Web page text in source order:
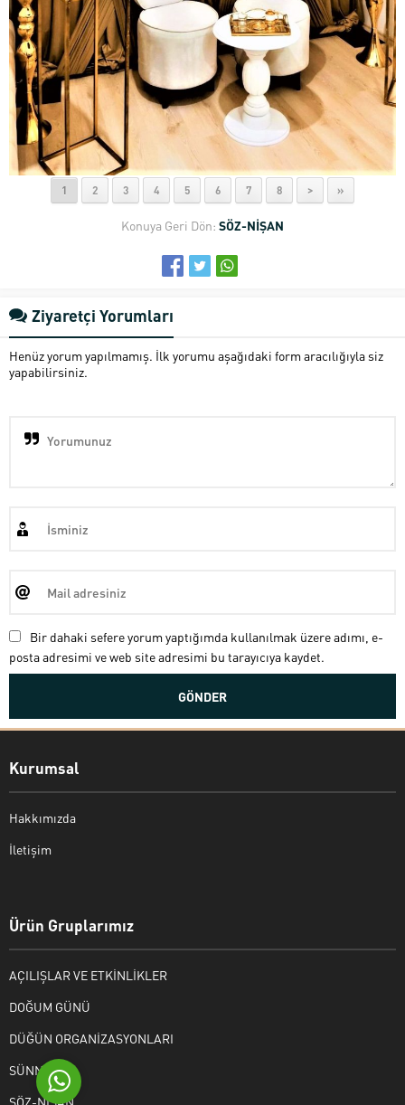
1 2 3 4 5 6 7 8 > »
Konuya Geri Dön: SÖZ-NİŞAN
Ziyaretçi Yorumları
Henüz yorum yapılmamış. İlk yorumu aşağıdaki form aracılığıyla siz
yapabilirsiniz.
Bir dahaki sefere yorum yaptığımda kullanılmak üzere adımı, e-
posta adresimi ve web site adresimi bu tarayıcıya kaydet.
Kurumsal
Hakkımızda
İletişim
Ürün Gruplarımız
AÇILIŞLAR VE ETKİNLİKLER
DOĞUM GÜNÜ
DÜĞÜN ORGANİZASYONLARI
SÜNNET
SÖZ-NİŞAN